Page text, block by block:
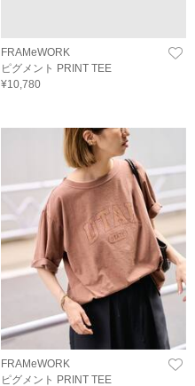
FRAMeWORK
ピグメント PRINT TEE
¥10,780
FRAMeWORK
ピグメント PRINT TEE